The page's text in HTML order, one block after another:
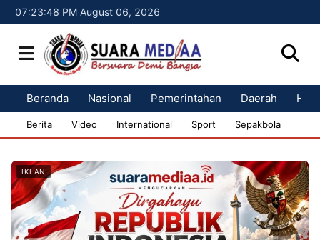
07:23:49 PM August 06, 2026
Beranda Nasional Pemerintahan Daerah
Berita Video International Sport Sepakbola
IKLAN